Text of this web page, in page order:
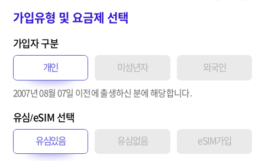
가입유형 및 요금제 선택
가입자 구분
개인 미성년자 외국인
2007년 08월 07일 이전 에 출생하신 분에 해당합니다.
유심/eSIM 선택
유심있음 유심없음 eSIM가입